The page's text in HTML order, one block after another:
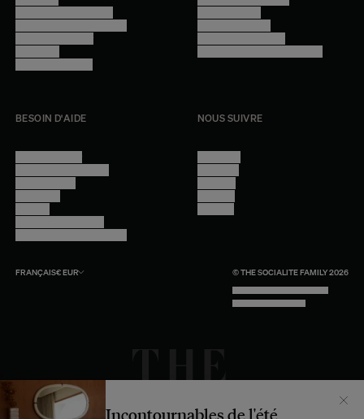
BESOIN D'AIDE NOUS SUIVRE
FRANÇAIS€EUR © THE SOCIALITE FAMILY 2026
Incontournables de l'été